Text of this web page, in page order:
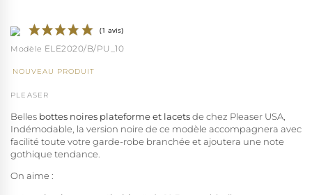
(1 avis)
ELE2020/B/PU_10
NOUVEAU PRODUIT
PLEASER
Belles bottes noires plateforme et lacetsde chez Pleaser USA,
Indémodable, la version noire de ce modèle accompagnera avec
facilité toute votre garde-robe branchée et ajoutera une note
gothique tendance.
On aime :